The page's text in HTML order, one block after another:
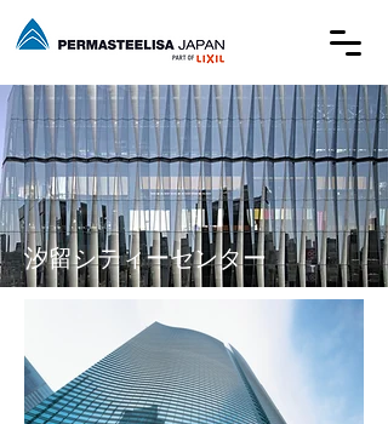
​汐留シティーセンター